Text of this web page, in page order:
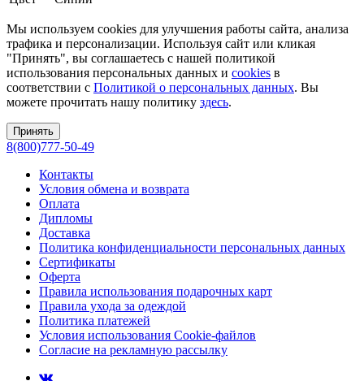
Мы используем cookies для улучшения работы сайта, анализа
трафика и персонализации. Используя сайт или кликая
"Принять", вы соглашаетесь с нашей политикой
использования персональных данных и cookies в
соответствии с Политикой о персональных данных. Вы
можете прочитать нашу политику здесь.
Принять
8(800)777-50-49
Контакты
Условия обмена и возврата
Оплата
Дипломы
Доставка
Политика конфиденциальности персональных данных
Сертификаты
Оферта
Правила использования подарочных карт
Правила ухода за одеждой
Политика платежей
Условия использования Cookie-файлов
Согласие на рекламную рассылку